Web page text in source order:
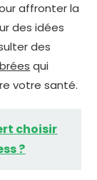
affronter la
des idées
des
qui
votre santé.
choisir
?